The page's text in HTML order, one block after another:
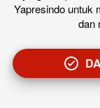
Yapresindo untuk
dan
`